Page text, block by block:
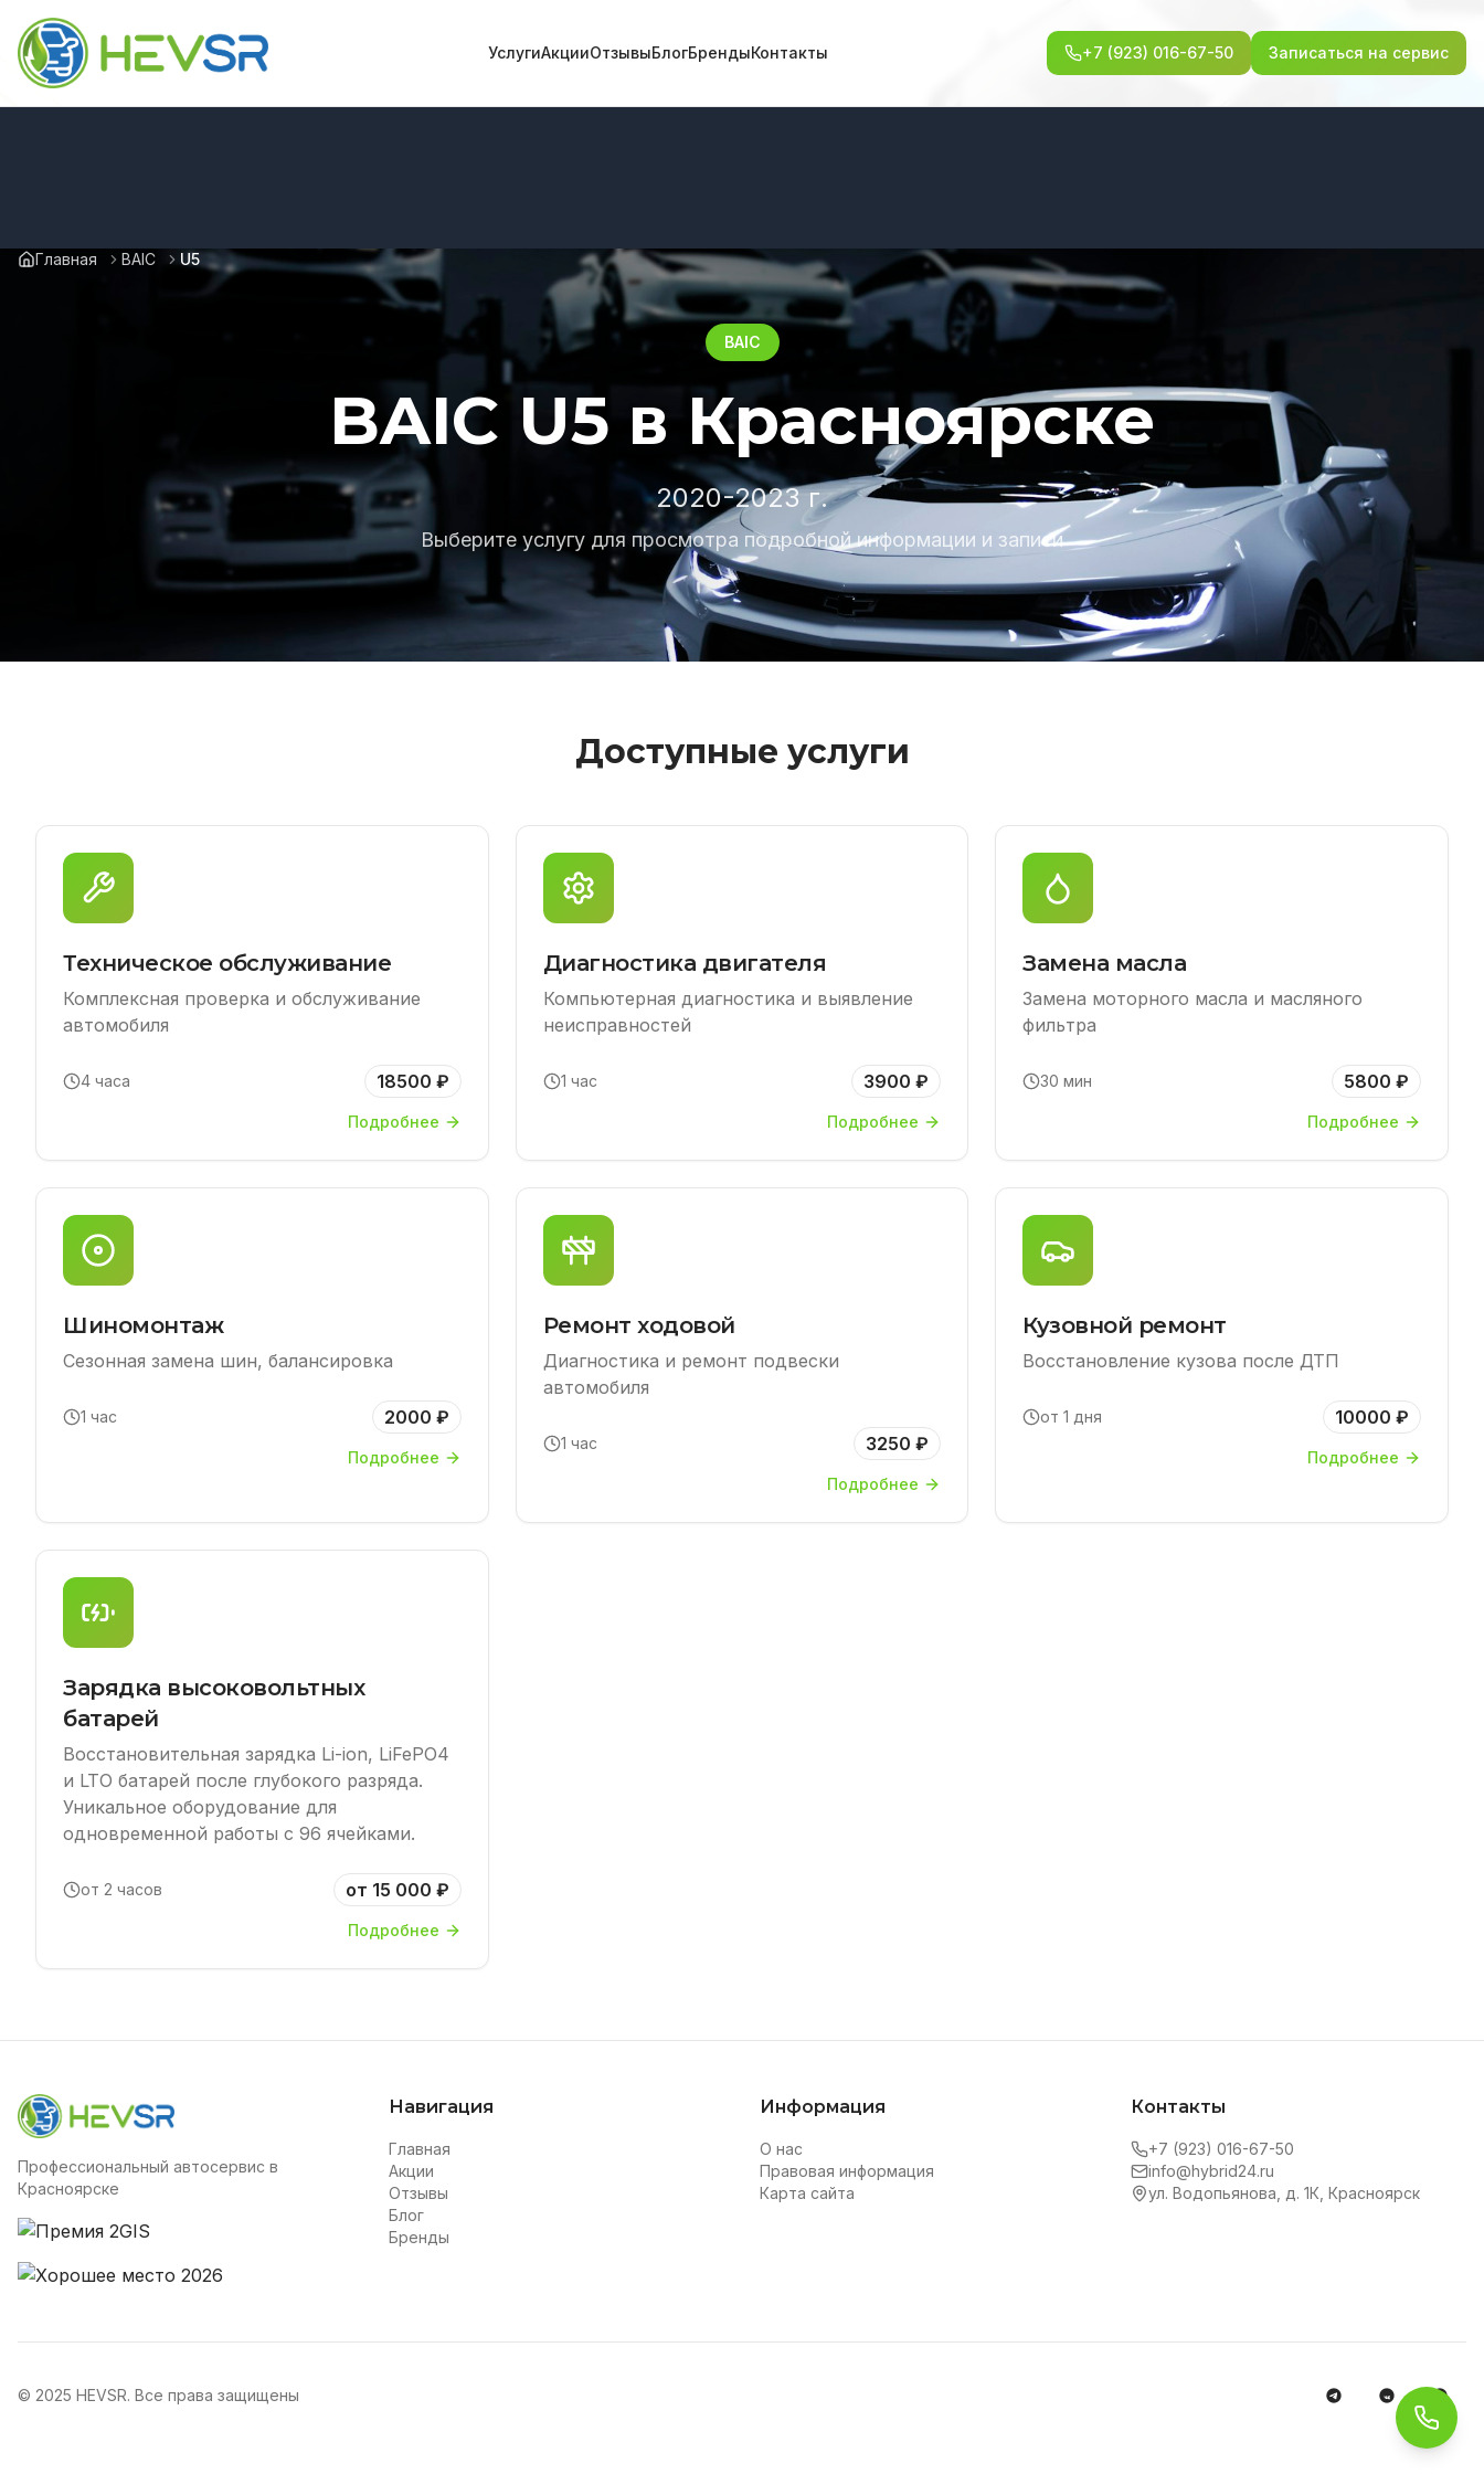
УслугиАкцииОтзывыБлогБрендыКонтакты +7 (923) 016-67-50 Записаться на сервис
Главная BAIC U5
BAIC
BAIC U5 в Красноярске
2020-2023 г.
Выберите услугу для просмотра подробной информации и записи
Доступные услуги
Техническое обслуживание
Комплексная проверка и обслуживание
автомобиля
4 часа 18500 ₽
Подробнее
Диагностика двигателя
Компьютерная диагностика и выявление
неисправностей
1 час 3900 ₽
Подробнее
Замена масла
Замена моторного масла и масляного
фильтра
30 мин 5800 ₽
Подробнее
Шиномонтаж
Сезонная замена шин, балансировка
1 час 2000 ₽
Подробнее
Ремонт ходовой
Диагностика и ремонт подвески
автомобиля
1 час 3250 ₽
Подробнее
Кузовной ремонт
Восстановление кузова после ДТП
от 1 дня 10000 ₽
Подробнее
Зарядка высоковольтных
батарей
Восстановительная зарядка Li-ion, LiFePO4
и LTO батарей после глубокого разряда.
Уникальное оборудование для
одновременной работы с 96 ячейками.
от 2 часов от 15 000 ₽
Подробнее
Профессиональный автосервис в
Красноярске
Навигация
Главная
Акции
Отзывы
Блог
Бренды
Информация
О нас
Правовая информация
Карта сайта
Контакты
+7 (923) 016-67-50
info@hybrid24.ru
ул. Водопьянова, д. 1К, Красноярск
© 2025 HEVSR. Все права защищены